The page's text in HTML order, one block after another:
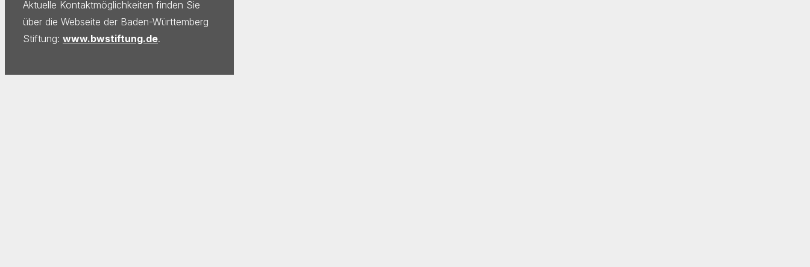
Aktuelle Kontaktmöglichkeiten finden Sie
über die Webseite der Baden-Württemberg
Stiftung: www.bwstiftung.de.